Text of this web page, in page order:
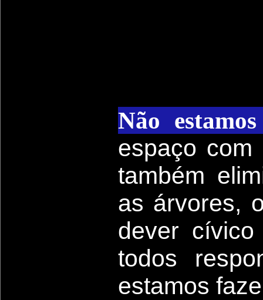
Não
espaço com
também
as árvores,
dever
todos
estamos